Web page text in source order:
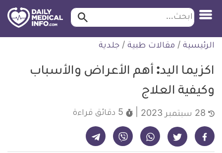
التخطي
للمحتوى
ابحث ابحث…
الرئيسية / مقالات طبية / جلدية
اكزيما اليد: أهم الأعراض والأسباب
وكيفية العلاج
5 دقائق قراءة
شارك على فيسبوك - ديلي ميديكال انفو شارك على تويتر - ديلي ميديكال انفو شارك على واتساب - ديلي ميديكال انفو شارك على فايبر - ديلي ميديكال انفو شارك على تيليجرام - ديلي ميديكال انفو